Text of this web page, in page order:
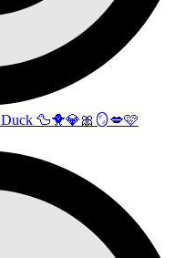
🦆🐥💎🎀🪞💋🩷